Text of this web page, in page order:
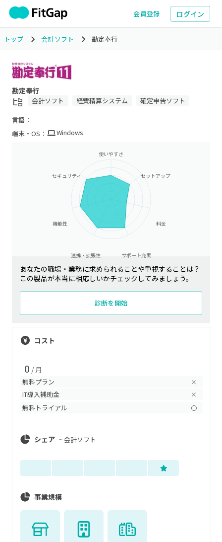
会員登録 ログイン
トップ 会計ソフト 勘定奉行
勘定奉行
会計ソフト 経費精算システム 確定申告ソフト
言語：
端末・OS：
Windows
使いやすさ
セットアップ
料金
サポート充実
連携・拡張性
機能性
セキュリティ
あなたの職場・業務に求められることや重視することは？
この製品が本当に相応しいかチェックしてみましょう。
診断を開始
コスト
0 / 月
無料プラン ×
IT導入補助金 ×
無料トライアル 〇
シェア ~会計ソフト
事業規模